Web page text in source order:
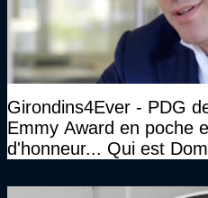
Girondins4Ever - PDG
Emmy Award en poche
d'honneur... Qui est